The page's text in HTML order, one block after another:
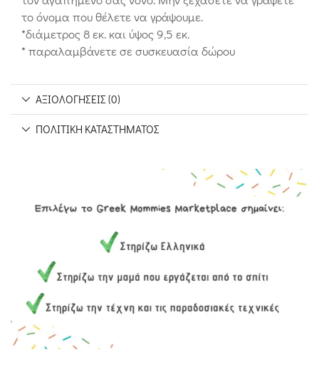
το όνομα που θέλετε να γράψουμε.
*διάμετρος 8 εκ. και ύψος 9,5 εκ.
* παραλαμβάνετε σε συσκευασία δώρου
ΑΞΙΟΛΟΓΉΣΕΙΣ (0)
ΠΟΛΙΤΙΚΉ ΚΑΤΑΣΤΉΜΑΤΟΣ